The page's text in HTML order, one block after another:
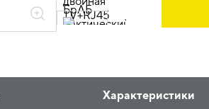
Характеристики